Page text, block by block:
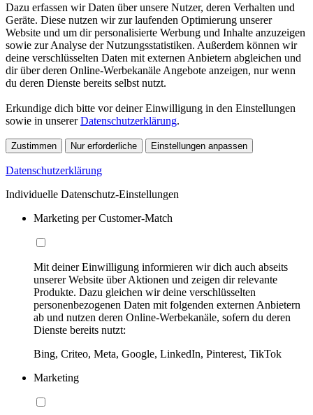
Dazu erfassen wir Daten über unsere Nutzer, deren Verhalten und
Geräte. Diese nutzen wir zur laufenden Optimierung unserer
Website und um dir personalisierte Werbung und Inhalte anzuzeigen
sowie zur Analyse der Nutzungsstatistiken. Außerdem können wir
deine verschlüsselten Daten mit externen Anbietern abgleichen und
dir über deren Online-Werbekanäle Angebote anzeigen, nur wenn
du deren Dienste bereits selbst nutzt.
Erkundige dich bitte vor deiner Einwilligung in den Einstellungen
sowie in unsererDatenschutzerklärung.
Zustimmen Nur erforderliche Einstellungen anpassen
Datenschutzerklärung
Individuelle Datenschutz-Einstellungen
Marketing per Customer-Match
Mit deiner Einwilligung informieren wir dich auch abseits
unserer Website über Aktionen und zeigen dir relevante
Produkte. Dazu gleichen wir deine verschlüsselten
personenbezogenen Daten mit folgenden externen Anbietern
ab und nutzen deren Online-Werbekanäle, sofern du deren
Dienste bereits nutzt:
Bing, Criteo, Meta, Google, LinkedIn, Pinterest, TikTok
Marketing